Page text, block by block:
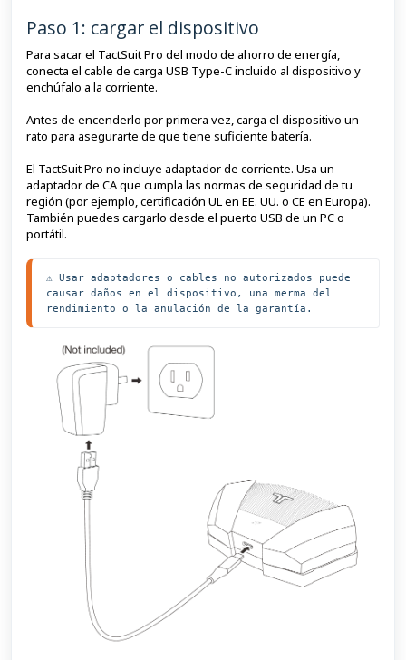
Paso 1: cargar el dispositivo
Para sacar el TactSuit Pro del modo de ahorro de energía,
conecta el cable de carga USB Type-C incluido al dispositivo y
enchúfalo a la corriente.
Antes de encenderlo por primera vez, carga el dispositivo un
rato para asegurarte de que tiene suficiente batería.
El TactSuit Pro no incluye adaptador de corriente. Usa un
adaptador de CA que cumpla las normas de seguridad de tu
región (por ejemplo, certificación UL en EE. UU. o CE en Europa).
También puedes cargarlo desde el puerto USB de un PC o
portátil.
⚠️ Usar adaptadores o cables no autorizados puede
causar daños en el dispositivo, una merma del
rendimiento o la anulación de la garantía.